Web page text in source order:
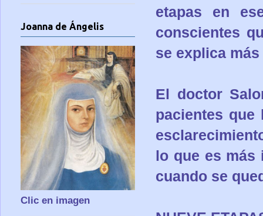
etapas en
conscientes
se explica
El doctor
pacientes
lo que es más
cuando se
Joanna de Ángelis
Clic en imagen